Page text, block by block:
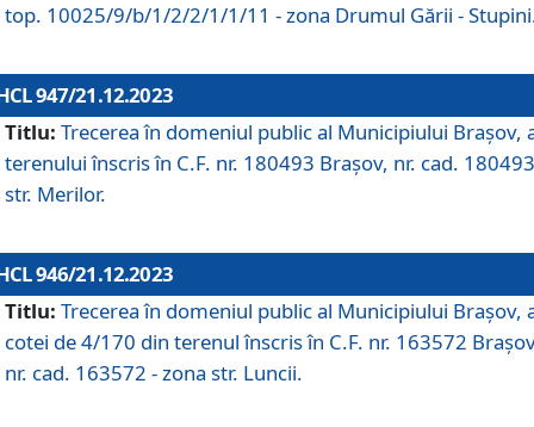
top. 10025/9/b/1/2/2/1/1/11 - zona Drumul Gării -
947/21.12.2023
Titlu: Trecerea în domeniul public al Municipiului Braşov,
terenului înscris în C.F. nr. 180493 Brașov, nr. cad.
str. Merilor.
946/21.12.2023
Titlu: Trecerea în domeniul public al Municipiului Braşov,
cotei de 4/170 din terenul înscris în C.F. nr. 163572
nr. cad. 163572 - zona str. Luncii.